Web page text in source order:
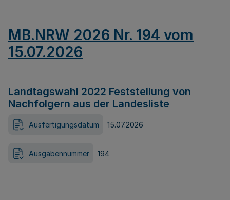
MB.NRW 2026 Nr. 194 vom
15.07.2026
Landtagswahl 2022 Feststellung von
Nachfolgern aus der Landesliste
Ausfertigungsdatum 15.07.2026
Ausgabennummer 194